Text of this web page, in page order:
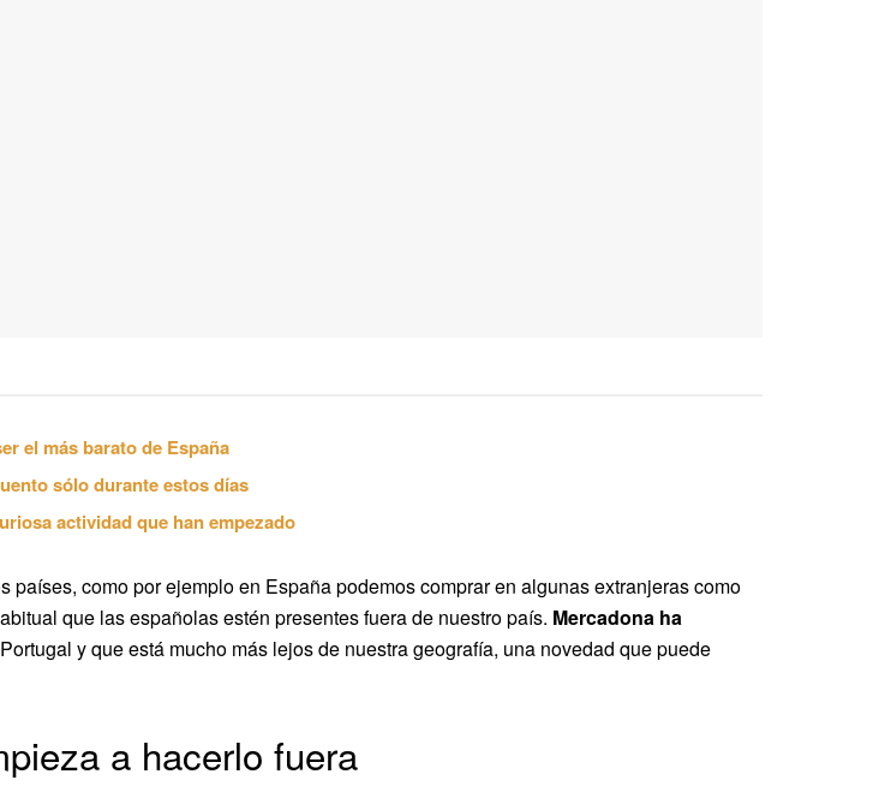
el más barato de España
sólo durante estos días
actividad que han empezado
como por ejemplo en España podemos comprar en algunas extranjeras como
que las españolas estén presentes fuera de nuestro país. Mercadona ha
y que está mucho más lejos de nuestra geografía, una novedad que puede
a hacerlo fuera